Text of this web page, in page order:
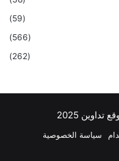
(59)
(566)
(262)
2025
سياسة الخصوصية